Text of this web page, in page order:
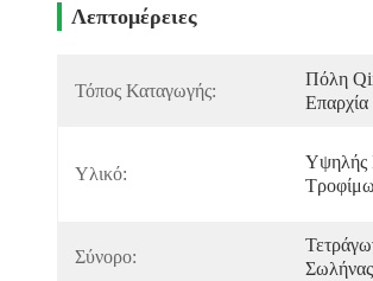
Λεπτομέρειες
Τόπος Καταγωγής:
Πόλη
Υλικό:
Υψηλής
Σύνορο:
Σωλήνας